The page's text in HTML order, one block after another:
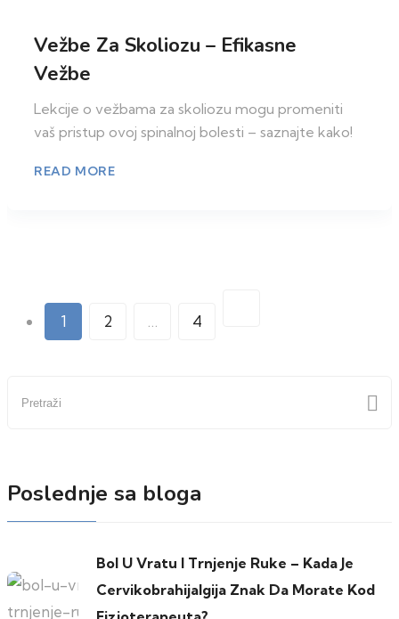
Vežbe Za Skoliozu – Efikasne
Vežbe
Lekcije o vežbama za skoliozu mogu promeniti
vaš pristup ovoj spinalnoj bolesti – saznajte kako!
READ MORE
Paginacija
članaka
1 2 4
Poslednje sa bloga
Bol U Vratu I Trnjenje Ruke – Kada Je
Cervikobrahijalgija Znak Da Morate Kod